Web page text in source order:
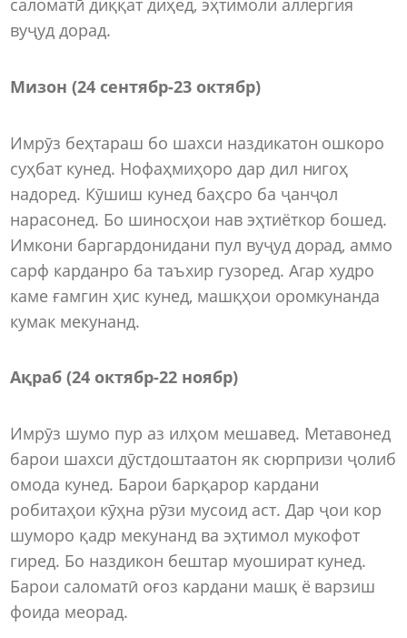
саломатӣ диққат диҳед, эҳтимоли аллергия
вуҷуд дорад.
Мизон (24 сентябр-23 октябр)
Имрӯз беҳтараш бо шахси наздикатон ошкоро
суҳбат кунед. Нофаҳмиҳоро дар дил нигоҳ
надоред. Кӯшиш кунед баҳсро ба ҷанҷол
нарасонед. Бо шиносҳои нав эҳтиёткор бошед.
Имкони баргардонидани пул вуҷуд дорад, аммо
сарф карданро ба таъхир гузоред. Агар худро
каме ғамгин ҳис кунед, машқҳои оромкунанда
кумак мекунанд.
Ақраб (24 октябр-22 ноябр)
Имрӯз шумо пур аз илҳом мешавед. Метавонед
барои шахси дӯстдоштаатон як сюрпризи ҷолиб
омода кунед. Барои барқарор кардани
робитаҳои кӯҳна рӯзи мусоид аст. Дар ҷои кор
шуморо қадр мекунанд ва эҳтимол мукофот
гиред. Бо наздикон бештар муошират кунед.
Барои саломатӣ оғоз кардани машқ ё варзиш
фоида меорад.